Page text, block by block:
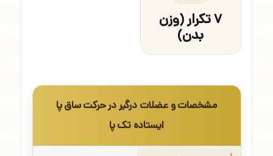
۷ تکرار (وزن
بدن)
مشخصات و عضلات درگیر در حرکت ساق پا
ایستاده تک پا